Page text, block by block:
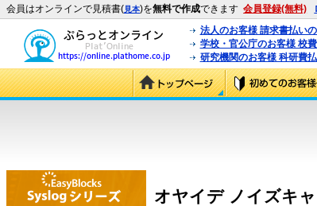
会員はオンラインで見積書(見本)を無料で作成できます 会員登録(無料)
法人のお客様 請求書払い
学校・官公庁のお客様 校
研究機関のお客様 科研費
オヤイデ ノイズキ